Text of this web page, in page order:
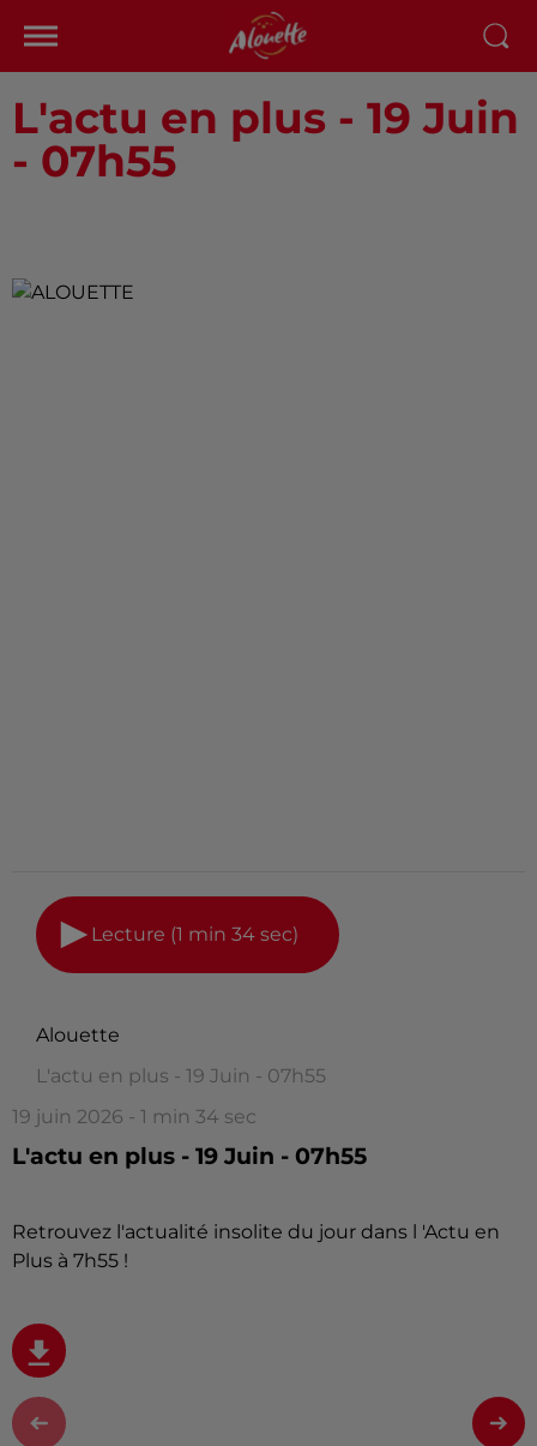
L'actu en plus - 19 Juin
- 07h55
Lecture (1 min 34 sec)
Alouette
L'actu en plus - 19 Juin - 07h55
19 juin 2026 - 1 min 34 sec
L'actu en plus - 19 Juin - 07h55
Retrouvez l'actualité insolite du jour dans l 'Actu en
Plus à 7h55 !